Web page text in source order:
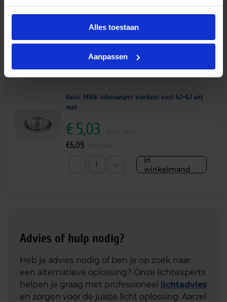
Alles toestaan
Aanpassen
Alternatieve producten
Basic MR16 inbouwspot vierkant vast 62×62 wit
mat
In
winkelmand
€5,03
€6,09
Advies of hulp nodig?
Heb je advies nodig of ben je op zoek naar
een alternatieve oplossing? Onze lichtexperts
helpen je graag met professioneel lichtadvies
en zorgen voor de juiste licht oplossing. Aarzel